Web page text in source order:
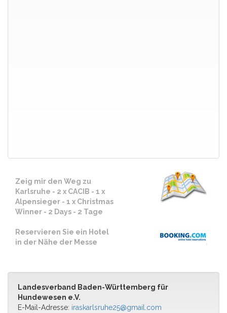
Karlsruhe - 2 x CACIB - 1 x
Alpensieger - 1 x Christmas
Winner - 2 Days - 2 Tage
in der Nähe der Messe
Hundewesen e.V.
E-Mail-Adresse:iraskarlsruhe25@gmail.com
Telefon:-